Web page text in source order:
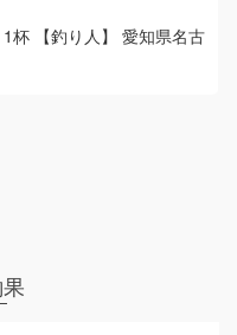
杯 【釣り人】 愛知県名古